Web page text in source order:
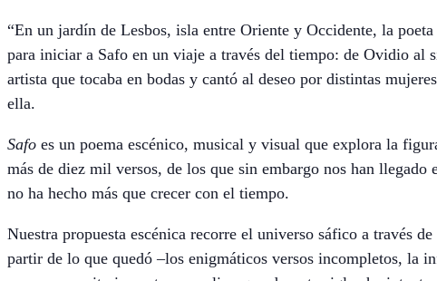
“En un jardín de Lesbos, isla entre Oriente y Occidente, la
para iniciar a Safo en un viaje a través del tiempo: de Ovidio al
artista que tocaba en bodas y cantó al deseo por distintas
ella.
Safo es un poema escénico, musical y visual que explora la
más de diez mil versos, de los que sin embargo nos han llegado
no ha hecho más que crecer con el tiempo.
Nuestra propuesta escénica recorre el universo sáfico a través
partir de lo que quedó –los enigmáticos versos incompletos, la